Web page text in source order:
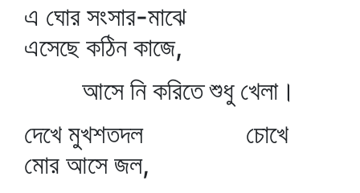
এ ঘোর সংসার-মাঝে
এসেছে কঠিন কাজে,
আসে নি করিতে শুধু খেলা।
দেখে মুখশতদল চোখে
মোর আসে জল,